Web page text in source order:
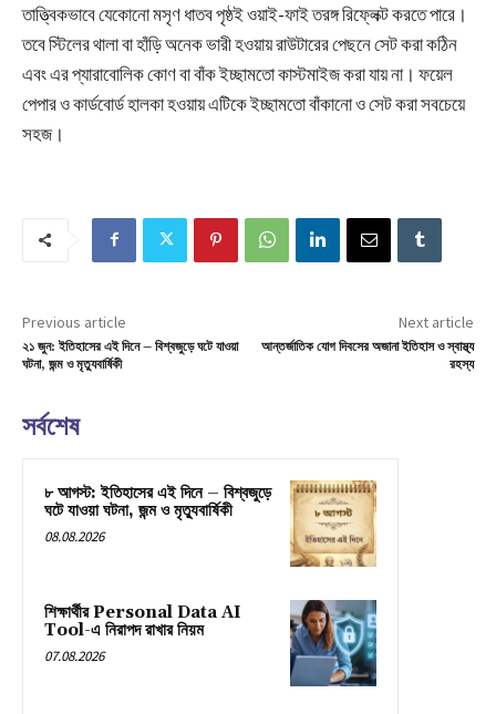
তাত্ত্বিকভাবে যেকোনো মসৃণ ধাতব পৃষ্ঠই ওয়াই-ফাই তরঙ্গ রিফ্লেক্ট করতে পারে।
তবে স্টিলের থালা বা হাঁড়ি অনেক ভারী হওয়ায় রাউটারের পেছনে সেট করা কঠিন
এবং এর প্যারাবোলিক কোণ বা বাঁক ইচ্ছামতো কাস্টমাইজ করা যায় না। ফয়েল
পেপার ও কার্ডবোর্ড হালকা হওয়ায় এটিকে ইচ্ছামতো বাঁকানো ও সেট করা সবচেয়ে
সহজ।
Previous article
২১ জুন: ইতিহাসের এই দিনে – বিশ্বজুড়ে ঘটে যাওয়া
ঘটনা, জন্ম ও মৃত্যুবার্ষিকী
Next article
আন্তর্জাতিক যোগ দিবসের অজানা ইতিহাস ও স্বাস্থ্য
রহস্য
সর্বশেষ
৮ আগস্ট: ইতিহাসের এই দিনে – বিশ্বজুড়ে
ঘটে যাওয়া ঘটনা, জন্ম ও মৃত্যুবার্ষিকী
08.08.2026
শিক্ষার্থীর Personal Data AI
Tool-এ নিরাপদ রাখার নিয়ম
07.08.2026